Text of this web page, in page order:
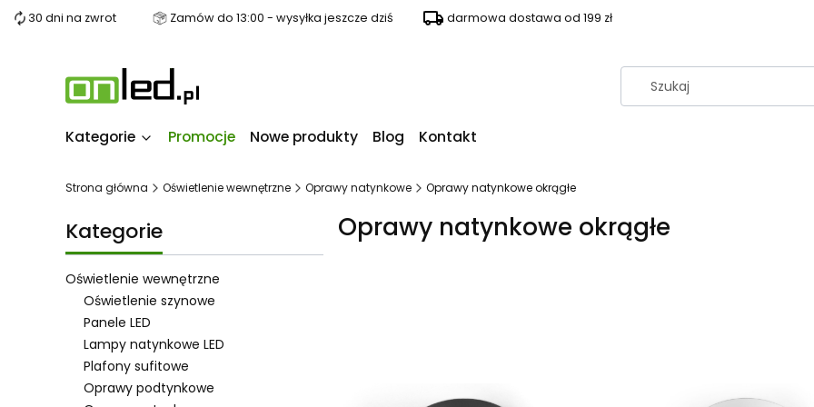
30 dni na zwrot Zamów do 13:00 - wysyłka jeszcze dziś darmowa dostawa od 199 zł
Kategorie Promocje Nowe produkty Blog Kontakt
Strona główna Oświetlenie wewnętrzne Oprawy natynkowe Oprawy natynkowe okrągłe
Kategorie
Oświetlenie wewnętrzne
Oświetlenie szynowe
Panele LED
Lampy natynkowe LED
Plafony sufitowe
Oprawy podtynkowe
Oprawy natynkowe okrągłe